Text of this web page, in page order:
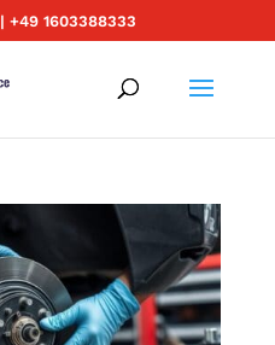
+49 1603388333